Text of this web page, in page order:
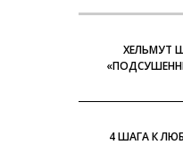
ХЕЛЬМУТ
4 ШАГА К